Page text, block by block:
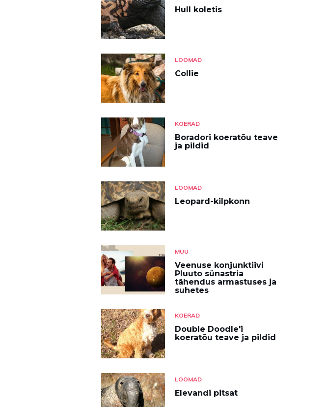
Hull koletis
LOOMAD
Collie
KOERAD
Boradori koeratõu teave
ja pildid
LOOMAD
Leopard-kilpkonn
MUU
Veenuse konjunktiivi
Pluuto sünastria
tähendus armastuses ja
suhetes
KOERAD
Double Doodle'i
koeratõu teave ja pildid
LOOMAD
Elevandi pitsat